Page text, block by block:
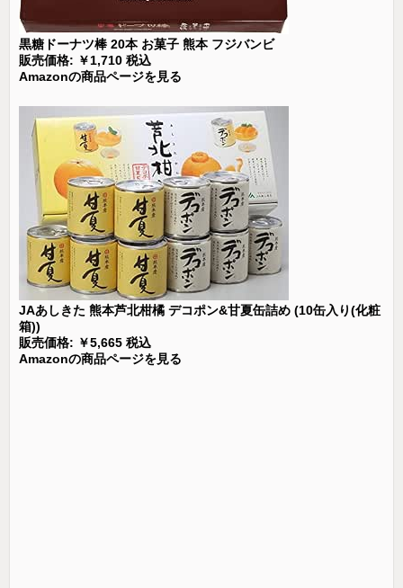
黒糖ドーナツ棒 20本 お菓子 熊本 フジバンビ
販売価格: ￥1,710 税込
Amazonの商品ページを見る
JAあしきた 熊本芦北柑橘 デコポン&甘夏缶詰め (10缶入り(化粧
箱))
販売価格: ￥5,665 税込
Amazonの商品ページを見る